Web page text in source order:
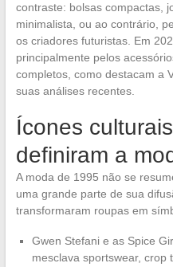
contraste: bolsas compactas,
minimalista, ou ao contrário,
os criadores futuristas. Em
principalmente pelos
completos, como destacam a
suas análises recentes.
Ícones
definiram a
A moda de 1995 não se
uma grande parte de sua
transformaram roupas em
Gwen Stefani e as Spice
mesclava sportswear, crop